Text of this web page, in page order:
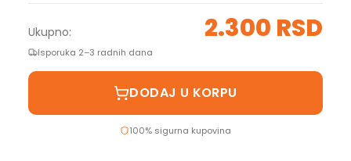
Ukupno: 2.300 RSD
Isporuka 2–3 radnih dana
DODAJ U KORPU
100% sigurna kupovina